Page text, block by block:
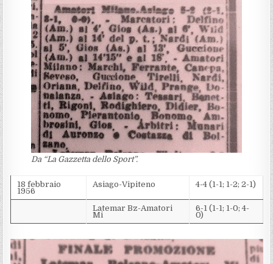
Da “La Gazzetta dello Sport”.
18 febbraio
1956
Asiago-Vipiteno 4-4 (1-1; 1-2; 2-1)
Latemar Bz-Amatori
Mi
6-1 (1-1; 1-0; 4-
0)